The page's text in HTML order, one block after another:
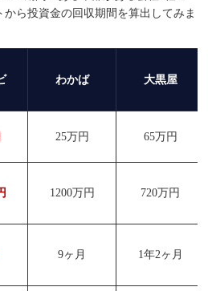
ら投資金の回収期間を算出してみま
わかば 大黒屋
25万円 65万円
1200万円 720万円
9ヶ月 1年2ヶ月